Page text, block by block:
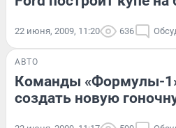
22 июня, 2009, 11:20 636
АВТО
Команды «Формулы-
создать новую